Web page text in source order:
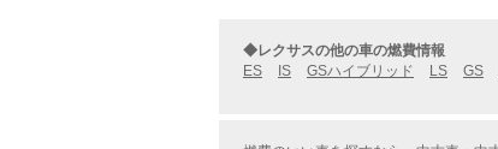
◆レクサスの他の車の燃費情報
ES
IS GSハイブリッド LS GS